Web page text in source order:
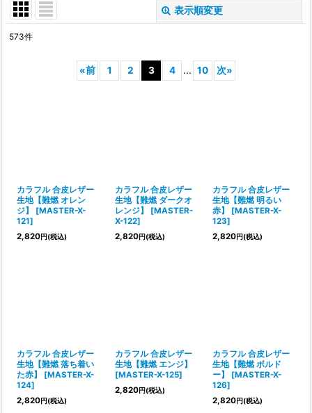
表示順変更
573件
«前 1 2 3 4 ... 10 次»
カラフル 合皮レザー
生地【難燃 オレン
ジ】
[MASTER-X-
121]
2,820円(税込)
カラフル 合皮レザー
生地【難燃 ダークオ
レンジ】
[MASTER-
X-122]
2,820円(税込)
カラフル 合皮レザー
生地【難燃 明るい
赤】
[MASTER-X-
123]
2,820円(税込)
カラフル 合皮レザー
生地【難燃 落ち着い
た赤】
[MASTER-X-
124]
2,820円(税込)
カラフル 合皮レザー
生地【難燃 エンジ】
[MASTER-X-125]
2,820円(税込)
カラフル 合皮レザー
生地【難燃 ボルド
ー】
[MASTER-X-
126]
2,820円(税込)